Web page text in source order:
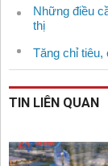
Những điều
thị
Tăng chỉ tiêu,
TIN LIÊN QUAN